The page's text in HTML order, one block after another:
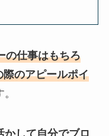
の仕事はもちろ
のアピールポイ
して自分でブロ